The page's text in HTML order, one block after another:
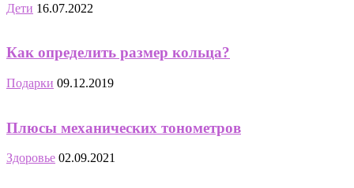
Дети 16.07.2022
Как определить размер кольца?
Подарки 09.12.2019
Плюсы механических тонометров
Здоровье 02.09.2021